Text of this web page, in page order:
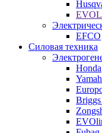
EFCO
Силовая техника
Honda